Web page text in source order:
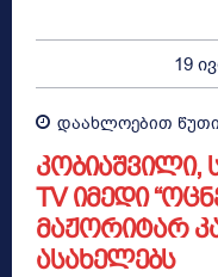
19
დაახლოებით წუთი
კობიაშვილი,
TV იმედი
მაჟორიტარ
ასახელებს